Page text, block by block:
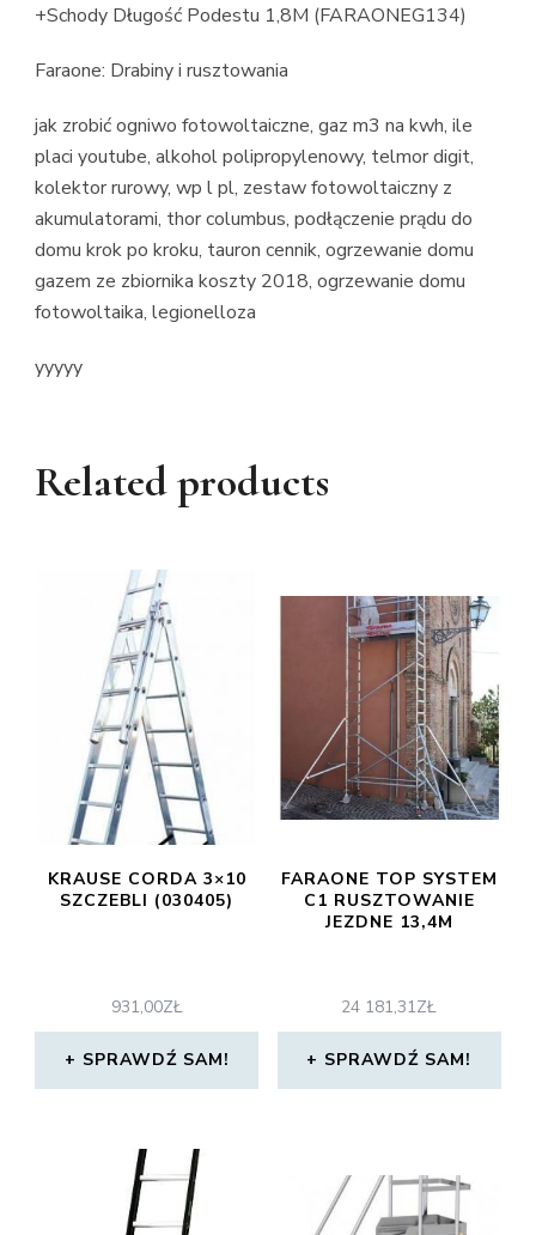
+Schody Długość Podestu 1,8M (FARAONEG134)
Faraone: Drabiny i rusztowania
jak zrobić ogniwo fotowoltaiczne, gaz m3 na kwh, ile
placi youtube, alkohol polipropylenowy, telmor digit,
kolektor rurowy, wp l pl, zestaw fotowoltaiczny z
akumulatorami, thor columbus, podłączenie prądu do
domu krok po kroku, tauron cennik, ogrzewanie domu
gazem ze zbiornika koszty 2018, ogrzewanie domu
fotowoltaika, legionelloza
yyyyy
Related products
KRAUSE CORDA 3×10
SZCZEBLI (030405)
931,00ZŁ
SPRAWDŹ SAM!
FARAONE TOP SYSTEM
C1 RUSZTOWANIE
JEZDNE 13,4M
24 181,31ZŁ
SPRAWDŹ SAM!